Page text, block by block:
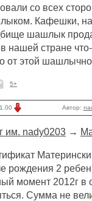
со всех
Кафешки,
шашлык
в нашей стране
от этой
5+
Автор:
им. nady0203 →
рождения 2
момент 2012г в
Сумма не